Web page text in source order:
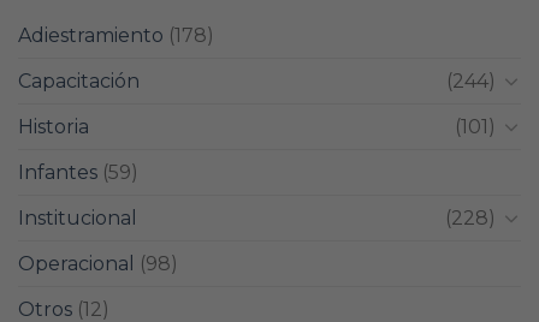
Adiestramiento (178)
Capacitación
(244)
Historia
(101)
Infantes (59)
Institucional
(228)
Operacional
(98)
Otros (12)